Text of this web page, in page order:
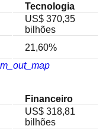
Tecnologia
US$ 370,35
bilhões
21,60%
Financeiro
US$ 318,81
bilhões